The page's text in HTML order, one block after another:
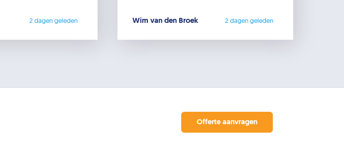
2 dagen geleden Wim van den Broek 2 dagen geleden
Offerte aanvragen